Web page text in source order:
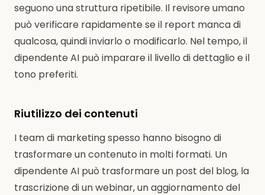
seguono una struttura ripetibile. Il revisore umano
può verificare rapidamente se il report manca di
qualcosa, quindi inviarlo o modificarlo. Nel tempo, il
dipendente AI può imparare il livello di dettaglio e il
tono preferiti.
Riutilizzo dei contenuti
I team di marketing spesso hanno bisogno di
trasformare un contenuto in molti formati. Un
dipendente AI può trasformare un post del blog, la
trascrizione di un webinar, un aggiornamento del